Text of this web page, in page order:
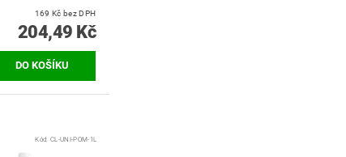
169 Kč bez DPH
204,49 Kč
Kód:CL-UNI-POM-1L